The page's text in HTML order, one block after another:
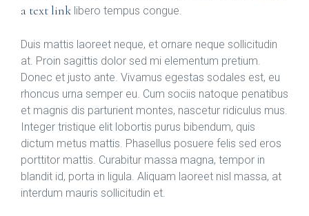
a text link libero tempus congue.
Duis mattis laoreet neque, et ornare neque sollicitudin
at. Proin sagittis dolor sed mi elementum pretium.
Donec et justo ante. Vivamus egestas sodales est, eu
rhoncus urna semper eu. Cum sociis natoque penatibus
et magnis dis parturient montes, nascetur ridiculus mus.
Integer tristique elit lobortis purus bibendum, quis
dictum metus mattis. Phasellus posuere felis sed eros
porttitor mattis. Curabitur massa magna, tempor in
blandit id, porta in ligula. Aliquam laoreet nisl massa, at
interdum mauris sollicitudin et.